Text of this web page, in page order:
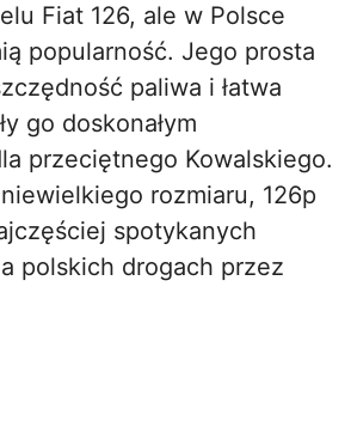
Fiat 126, ale w Polsce
popularność. Jego prosta
paliwa i łatwa
go doskonałym
przeciętnego Kowalskiego.
rozmiaru, 126p
spotykanych
polskich drogach przez